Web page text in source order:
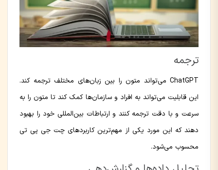
ترجمه
ChatGPT می‌تواند متون را بین زبان‌های مختلف ترجمه کند.
این قابلیت می‌تواند به افراد و سازمان‌ها کمک کند تا متون را به
سرعت و با دقت ترجمه کنند و ارتباطات بین‌المللی خود را بهبود
دهند که این مورد یکی از مهم‌ترین کاربردهای چت جی پی تی
محسوب می‌شود.